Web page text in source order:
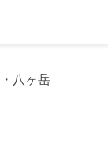
八ヶ岳